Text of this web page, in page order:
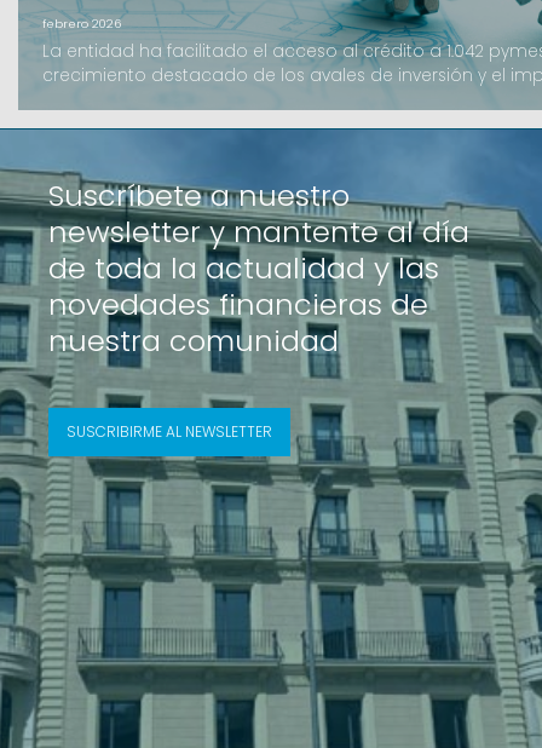
febrero 2026
La entidad ha facilitado el acceso al crédito a 1.042
crecimiento destacado de los avales de inversión y el
volumen de importe formalizado de 206,2 millones de
Suscríbete a nuestro
newsletter y mantente al día
de toda la actualidad y las
novedades financieras de
nuestra comunidad
SUSCRIBIRME AL NEWSLETTER